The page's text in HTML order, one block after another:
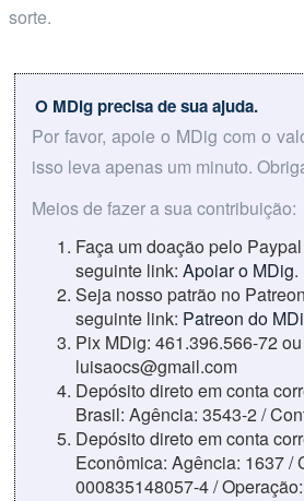
sorte.
O MDig precisa de sua ajuda.
Por favor, apoie o MDig com o
isso leva apenas um minuto.
Meios de fazer a sua contribuição:
Faça um doação pelo
seguinte link: Apoiar o MDig.
Seja nosso patrão no
seguinte link: Patreon do
Pix MDig: 461.396.566-72 ou
luisaocs@gmail.com
Depósito direto em conta
Brasil: Agência: 3543-2 /
Depósito direto em conta
Econômica: Agência: 1637 /
000835148057-4 /